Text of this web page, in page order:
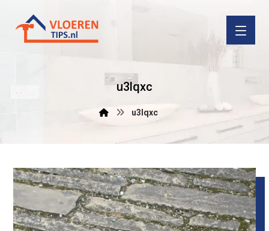
u3lqxc
u3lqxc